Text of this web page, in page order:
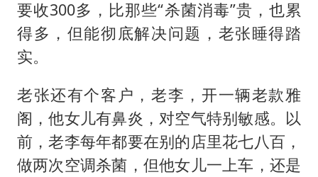
要收300多，比那些“杀菌消毒”贵，也累
得多，但能彻底解决问题，老张睡得踏
实。
老张还有个客户，老李，开一辆老款雅
阁，他女儿有鼻炎，对空气特别敏感。以
前，老李每年都要在别的店里花七八百，
做两次空调杀菌，但他女儿一上车，还是